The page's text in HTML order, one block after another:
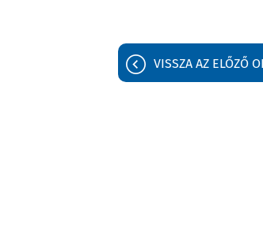
VISSZA AZ ELŐZŐ